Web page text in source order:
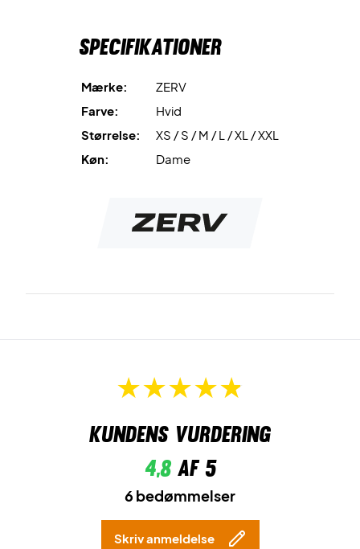
Hvis du gerne vil shine på banen og ikke vil gå ned på kvalitet
Materiale: 100% polyester
Specifikationer
Mærke:
ZERV
Farve:
Hvid
Størrelse:
XS / S / M / L / XL / XXL
Køn:
Dame
Kundens vurdering
4,8af 5
6 bedømmelser
Skriv anmeldelse